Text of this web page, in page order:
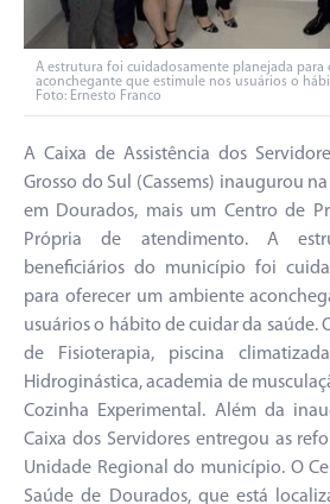
A estrutura foi cuidadosamente planejada para
aconchegante que estimule nos usuários o
Foto: Ernesto Franco
A Caixa de Assistência dos
Grosso do Sul (Cassems) inaugurou
em Dourados, mais um Centro de
Própria de atendimento. A
beneficiários do município foi
para oferecer um ambiente
usuários o hábito de cuidar da saúde.
de Fisioterapia, piscina
Hidroginástica, academia de
Cozinha Experimental. Além da
Caixa dos Servidores entregou as
Unidade Regional do município. O
Saúde de Dourados, que está